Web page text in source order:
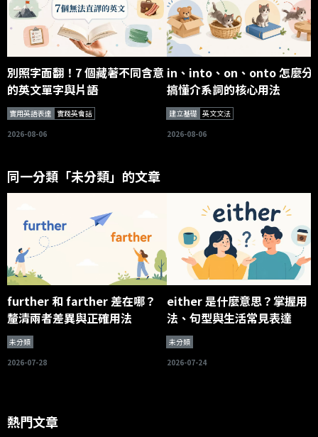
別照字面翻！7 個藏著不同含意
的英文單字與片語
實用英語表達 實踐英會話
2026-08-06
in、into、on、onto 怎麼分
搞懂介系詞的核心用法
建立基礎 英文文法
2026-08-06
同一分類「未分類」的文章
further 和 farther 差在哪？
釐清兩者差異與正確用法
未分類
2026-07-28
either 是什麼意思？掌握用
法、句型與生活常見表達
未分類
2026-07-24
熱門文章